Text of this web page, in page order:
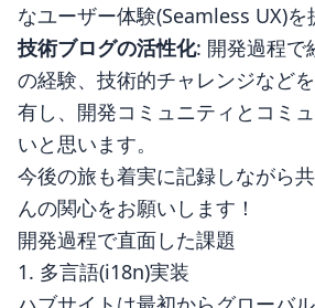
なユーザー体験(Seamless UX)を
技術ブログの活性化: 開発過程で
の経験、技術的チャレンジなど
有し、開発コミュニティとコミ
いと思います。
今後の旅も着実に記録しながら
んの関心をお願いします！
開発過程で直面した課題
1. 多言語(i18n)実装